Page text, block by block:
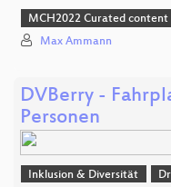
MCH2022 Curated content
Max Ammann
DVBerry -
Personen
Inklusion & Diversität